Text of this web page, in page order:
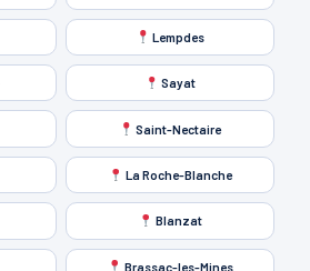
Lempdes
Sayat
Saint-Nectaire
La Roche-Blanche
Blanzat
Brassac-les-Mines